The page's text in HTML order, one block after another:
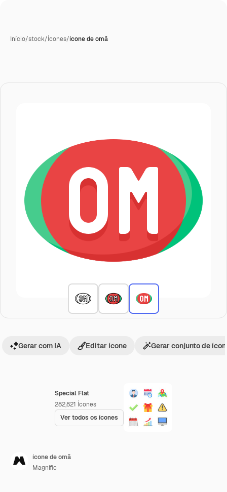
Início/stock/Ícones/ícone de omã
Special Flat
282,821 Ícones
Ver todos os ícones
Gerar com IA Editar ícone Gerar conjunto de
ícone de omã
Magnific